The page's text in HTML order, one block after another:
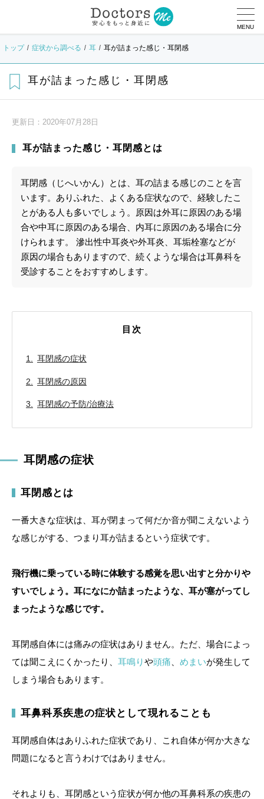
MENU
トップ 症状から調べる 耳 耳が詰まった感じ・耳閉感
耳が詰まった感じ・耳閉感
更新日： 2020年07月28日
耳が詰まった感じ・耳閉感とは
耳閉感（じへいかん）とは、耳の詰まる感じのことを言
います。ありふれた、よくある症状なので、経験したこ
とがある人も多いでしょう。原因は外耳に原因のある場
合や中耳に原因のある場合、内耳に原因のある場合に分
けられます。 滲出性中耳炎や外耳炎、耳垢栓塞などが
原因の場合もありますので、続くような場合は耳鼻科を
受診することをおすすめします。
目次
耳閉感の症状
耳閉感の原因
耳閉感の予防/治療法
耳閉感の症状
耳閉感とは
一番大きな症状は、耳が閉まって何だか音が聞こえないよう
な感じがする、つまり耳が詰まるという症状です。
飛行機に乗っている時に体験する感覚を思い出すと分かりや
すいでしょう。耳になにか詰まったような、耳が塞がってし
まったような感じです。
耳閉感自体には痛みの症状はありません。ただ、場合によっ
ては聞こえにくかったり、 耳鳴りや頭痛 めまいが発生して
しまう場合もあります。
耳鼻科系疾患の症状として現れることも
耳閉感自体はありふれた症状であり、これ自体が何か大きな
問題になると言うわけではありません。
それよりも、耳閉感という症状が何か他の耳鼻科系の疾患の